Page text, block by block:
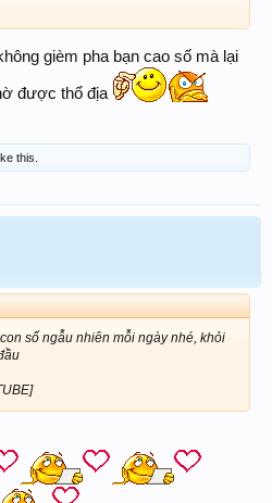
gièm pha bạn cao số mà lại
được thổ địa
this.
số ngẫu nhiên mỗi ngày nhé, khỏi